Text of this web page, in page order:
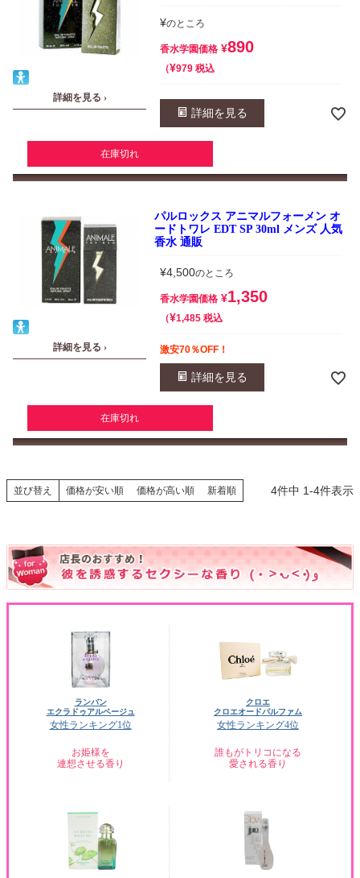
詳細を見る ›
¥のところ
香水学園価格 ¥890
¥979 税込
詳細を見る
在庫切れ
詳細を見る ›
パルロックス アニマルフォーメン オ
ードトワレ EDT SP 30ml メンズ 人気
香水 通販
¥4,500のところ
香水学園価格 ¥1,350
¥1,485 税込
激安70％OFF！
詳細を見る
在庫切れ
並び替え 価格が安い順 価格が高い順 新着順 4件中 1-4件表示
ランバン
エクラドゥアルページュ
女性ランキング1位
お姫様を
連想させる香り
クロエ
クロエオードパルファム
女性ランキング4位
誰もがトリコになる
愛される香り